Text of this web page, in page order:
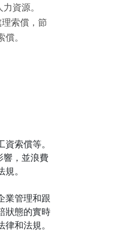
資源。
索償，節
。
索償等。
響，並浪費
。
業管理和跟
狀態的實時
和法規。